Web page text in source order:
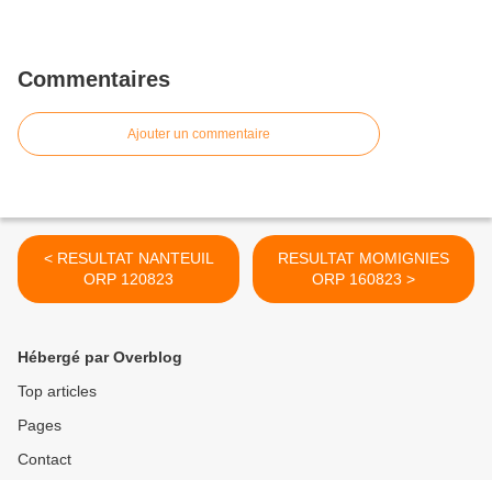
Commentaires
Ajouter un commentaire
< RESULTAT NANTEUIL
ORP 120823
RESULTAT MOMIGNIES
ORP 160823 >
Hébergé par Overblog
Top articles
Pages
Contact